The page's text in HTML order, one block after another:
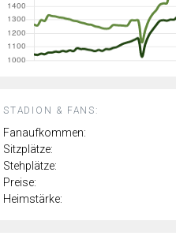
STADION & FANS:
Fanaufkommen:
Sitzplätze:
Stehplätze:
Preise:
Heimstärke: